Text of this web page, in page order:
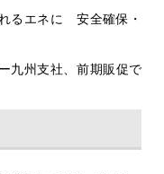
た。１月に日通商事
売60周年の節目を迎
領域の拡大とともに
気込みと将来の事業
Ｐガス部担当兼ＬＰ
杉山和宏社長
山和宏社長）が４月
で、ラベンダー畑な
けて田口典正支部会
訴え、坂西学・ミツ
第２部は外部講師の
るエネに 安全確保・
九州支社、前期販促で